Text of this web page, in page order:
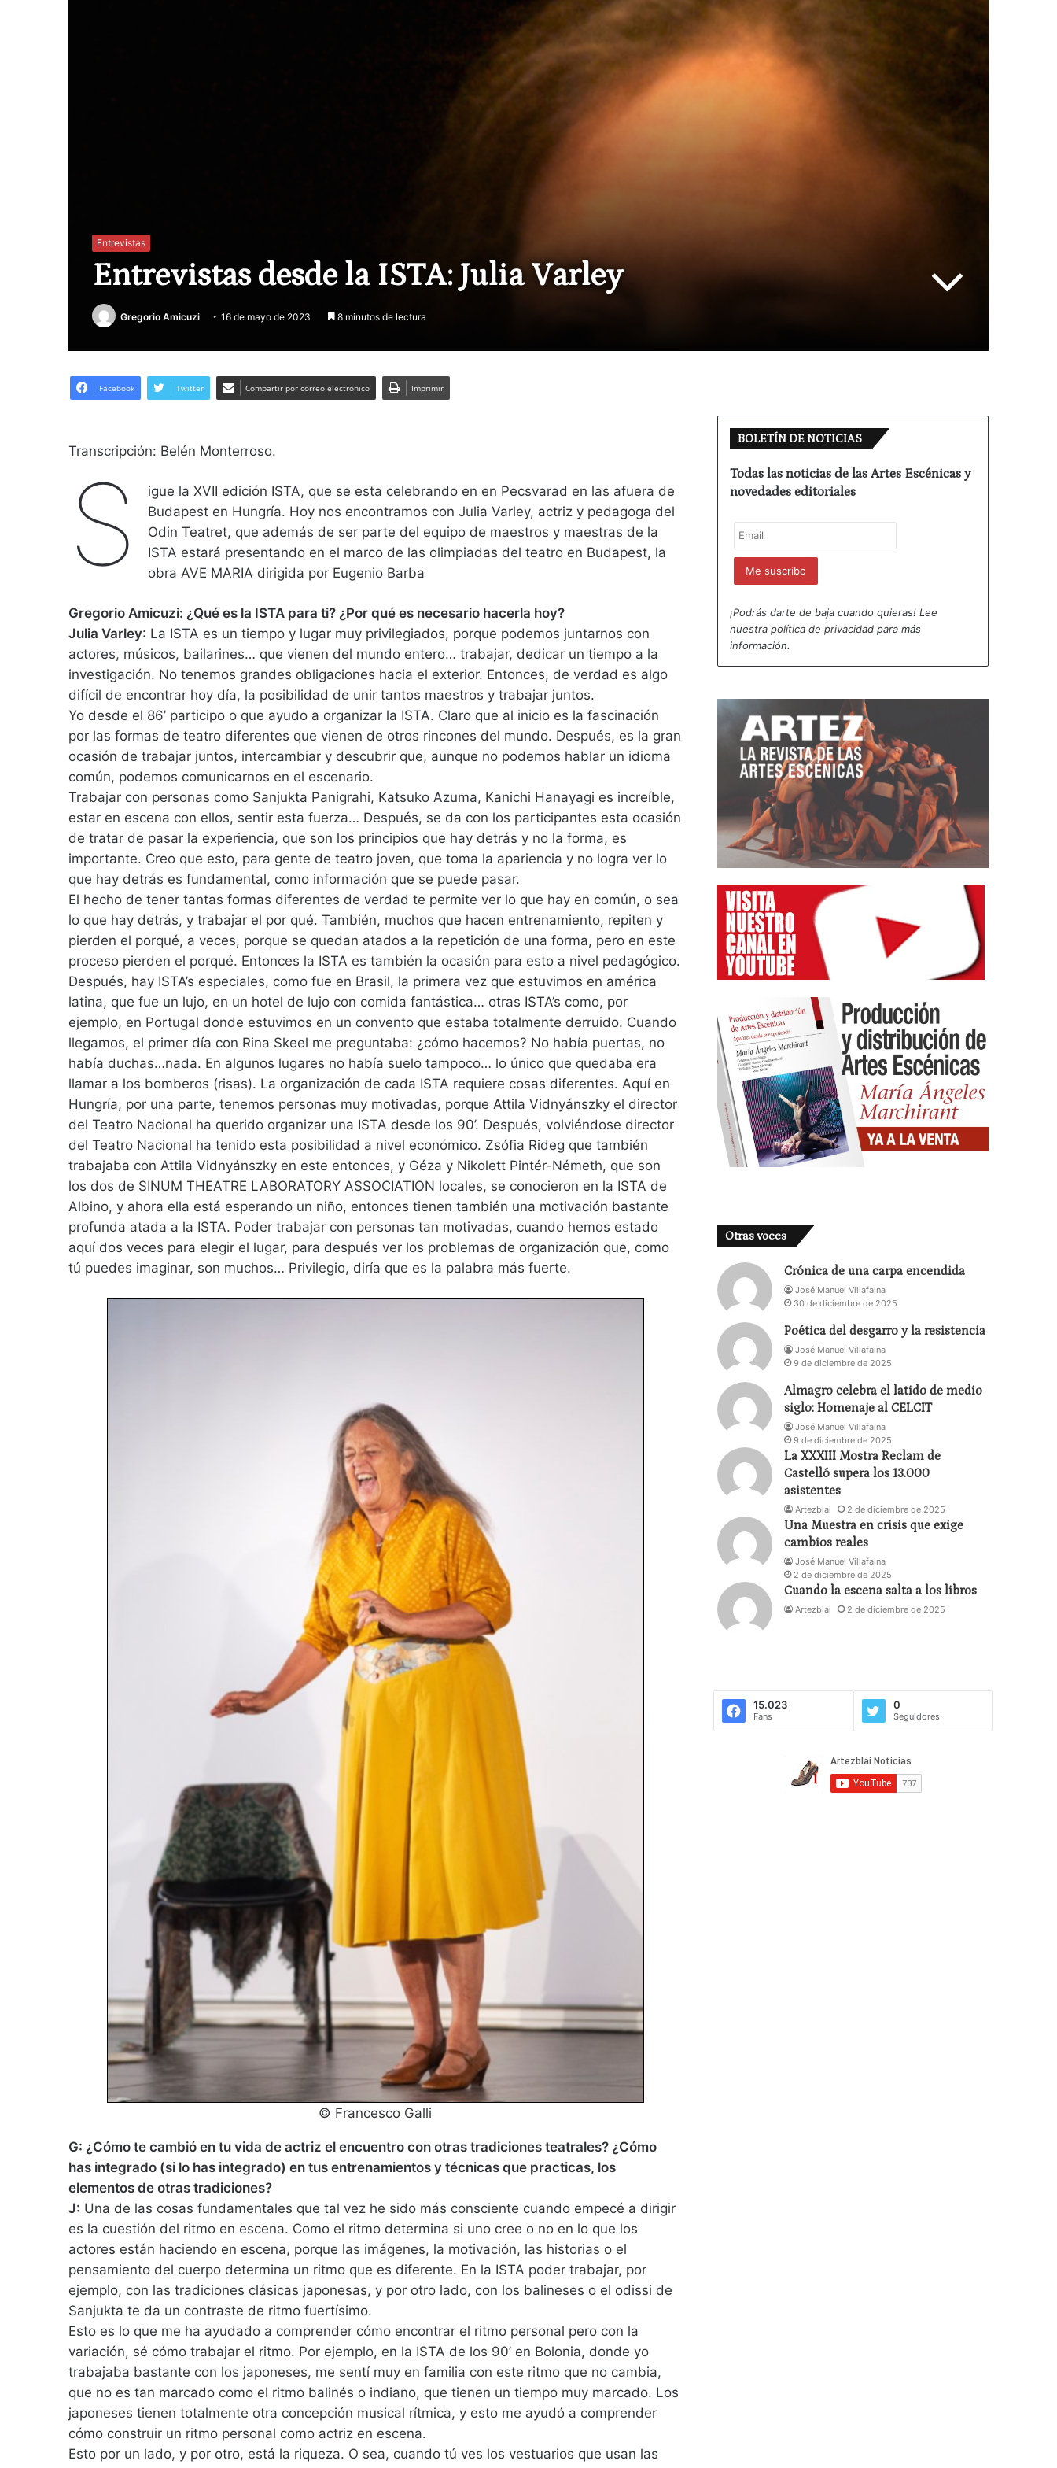
Entrevistas
Entrevistas desde la ISTA: Julia Varley
Gregorio Amicuzi 16 de mayo de 2023 8 minutos de lectura
Facebook Twitter Compartir por correo electrónico Imprimir
Transcripción: Belén Monterroso.
S
igue la XVII edición ISTA, que se esta celebrando en en Pecsvarad en las afuera de
Budapest en Hungría. Hoy nos encontramos con Julia Varley, actriz y pedagoga del
Odin Teatret, que además de ser parte del equipo de maestros y maestras de la
ISTA estará presentando en el marco de las olimpiadas del teatro en Budapest, la
obra AVE MARIA dirigida por Eugenio Barba
Gregorio Amicuzi: ¿Qué es la ISTA para ti? ¿Por qué es necesario hacerla hoy?
Julia Varley: La ISTA es un tiempo y lugar muy privilegiados, porque podemos juntarnos con
actores, músicos, bailarines… que vienen del mundo entero… trabajar, dedicar un tiempo a la
investigación. No tenemos grandes obligaciones hacia el exterior. Entonces, de verdad es algo
difícil de encontrar hoy día, la posibilidad de unir tantos maestros y trabajar juntos.
Yo desde el 86’ participo o que ayudo a organizar la ISTA. Claro que al inicio es la fascinación
por las formas de teatro diferentes que vienen de otros rincones del mundo. Después, es la gran
ocasión de trabajar juntos, intercambiar y descubrir que, aunque no podemos hablar un idioma
común, podemos comunicarnos en el escenario.
Trabajar con personas como Sanjukta Panigrahi, Katsuko Azuma, Kanichi Hanayagi es increíble,
estar en escena con ellos, sentir esta fuerza… Después, se da con los participantes esta ocasión
de tratar de pasar la experiencia, que son los principios que hay detrás y no la forma, es
importante. Creo que esto, para gente de teatro joven, que toma la apariencia y no logra ver lo
que hay detrás es fundamental, como información que se puede pasar.
El hecho de tener tantas formas diferentes de verdad te permite ver lo que hay en común, o sea
lo que hay detrás, y trabajar el por qué. También, muchos que hacen entrenamiento, repiten y
pierden el porqué, a veces, porque se quedan atados a la repetición de una forma, pero en este
proceso pierden el porqué. Entonces la ISTA es también la ocasión para esto a nivel pedagógico.
Después, hay ISTA’s especiales, como fue en Brasil, la primera vez que estuvimos en américa
latina, que fue un lujo, en un hotel de lujo con comida fantástica… otras ISTA’s como, por
ejemplo, en Portugal donde estuvimos en un convento que estaba totalmente derruido. Cuando
llegamos, el primer día con Rina Skeel me preguntaba: ¿cómo hacemos? No había puertas, no
había duchas…nada. En algunos lugares no había suelo tampoco… lo único que quedaba era
llamar a los bomberos (risas). La organización de cada ISTA requiere cosas diferentes. Aquí en
Hungría, por una parte, tenemos personas muy motivadas, porque Attila Vidnyánszky el director
del Teatro Nacional ha querido organizar una ISTA desde los 90’. Después, volviéndose director
del Teatro Nacional ha tenido esta posibilidad a nivel económico. Zsófia Rideg que también
trabajaba con Attila Vidnyánszky en este entonces, y Géza y Nikolett Pintér-Németh, que son
los dos de SINUM THEATRE LABORATORY ASSOCIATION locales, se conocieron en la ISTA de
Albino, y ahora ella está esperando un niño, entonces tienen también una motivación bastante
profunda atada a la ISTA. Poder trabajar con personas tan motivadas, cuando hemos estado
aquí dos veces para elegir el lugar, para después ver los problemas de organización que, como
tú puedes imaginar, son muchos… Privilegio, diría que es la palabra más fuerte.
© Francesco Galli
G: ¿Cómo te cambió en tu vida de actriz el encuentro con otras tradiciones teatrales? ¿Cómo
has integrado (si lo has integrado) en tus entrenamientos y técnicas que practicas, los
elementos de otras tradiciones?
J: Una de las cosas fundamentales que tal vez he sido más consciente cuando empecé a dirigir
es la cuestión del ritmo en escena. Como el ritmo determina si uno cree o no en lo que los
actores están haciendo en escena, porque las imágenes, la motivación, las historias o el
pensamiento del cuerpo determina un ritmo que es diferente. En la ISTA poder trabajar, por
ejemplo, con las tradiciones clásicas japonesas, y por otro lado, con los balineses o el odissi de
Sanjukta te da un contraste de ritmo fuertísimo.
Esto es lo que me ha ayudado a comprender cómo encontrar el ritmo personal pero con la
variación, sé cómo trabajar el ritmo. Por ejemplo, en la ISTA de los 90’ en Bolonia, donde yo
trabajaba bastante con los japoneses, me sentí muy en familia con este ritmo que no cambia,
que no es tan marcado como el ritmo balinés o indiano, que tienen un tiempo muy marcado. Los
japoneses tienen totalmente otra concepción musical rítmica, y esto me ayudó a comprender
cómo construir un ritmo personal como actriz en escena.
Esto por un lado, y por otro, está la riqueza. O sea, cuando tú ves los vestuarios que usan las
BOLETÍN DE NOTICIAS
Todas las noticias de las Artes Escénicas y
novedades editoriales
¡Podrás darte de baja cuando quieras! Lee
nuestrapolítica de privacidad para más
información.
Otras voces
Crónica de una carpa encendida
José Manuel Villafaina
30 de diciembre de 2025
Poética del desgarro y la resistencia
José Manuel Villafaina
9 de diciembre de 2025
Almagro celebra el latido de medio
siglo: Homenaje al CELCIT
José Manuel Villafaina
9 de diciembre de 2025
La XXXIII Mostra Reclam de
Castelló supera los 13.000
asistentes
Artezblai 2 de diciembre de 2025
Una Muestra en crisis que exige
cambios reales
José Manuel Villafaina
2 de diciembre de 2025
Cuando la escena salta a los libros
Artezblai 2 de diciembre de 2025
15.023
Fans
0
Seguidores